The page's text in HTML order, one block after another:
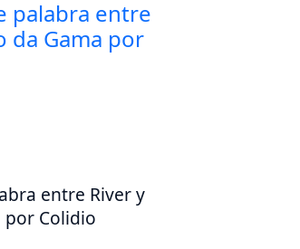
entre River y
por Colidio